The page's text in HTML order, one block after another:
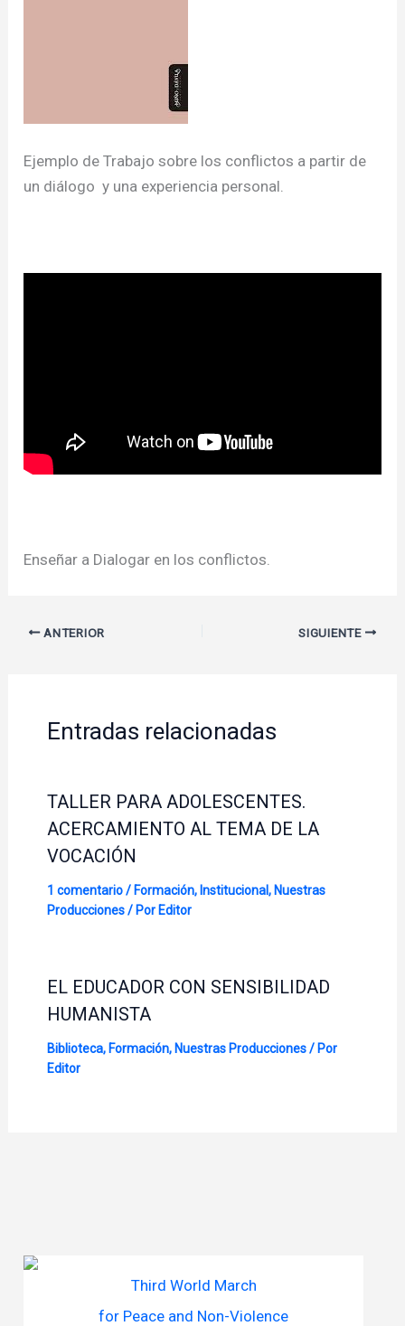
Ejemplo de Trabajo sobre los conflictos a partir de
un diálogo y una experiencia personal.
Enseñar a Dialogar en los conflictos.
ANTERIOR SIGUIENTE
Entradas relacionadas
TALLER PARA ADOLESCENTES.
ACERCAMIENTO AL TEMA DE LA
VOCACIÓN
1 comentario / Formación, Institucional, Nuestras
Producciones/ Por Editor
EL EDUCADOR CON SENSIBILIDAD
HUMANISTA
Biblioteca, Formación, Nuestras Producciones/ Por
Editor
Third World March
for Peace and Non-Violence